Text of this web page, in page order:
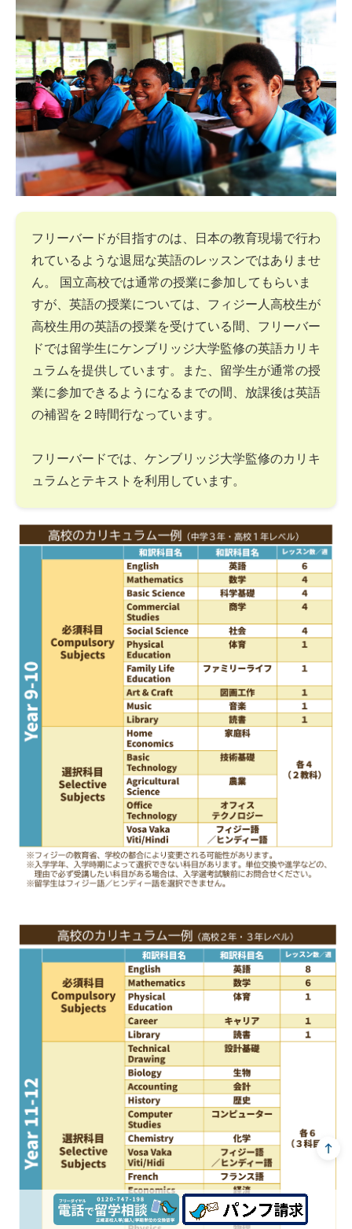
フリーバードが目指すのは、日本の教育現場で行わ
れているような退屈な英語のレッスンではありませ
ん。 国立高校では通常の授業に参加してもらいま
すが、英語の授業については、フィジー人高校生が
高校生用の英語の授業を受けている間、フリーバー
ドでは留学生にケンブリッジ大学監修の英語カリキ
ュラムを提供しています。また、留学生が通常の授
業に参加できるようになるまでの間、放課後は英語
の補習を２時間行なっています。
フリーバードでは、ケンブリッジ大学監修のカリキ
ュラムとテキストを利用しています。